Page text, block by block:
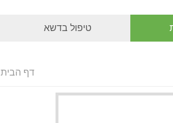
טיפול בדשא
דף הבית